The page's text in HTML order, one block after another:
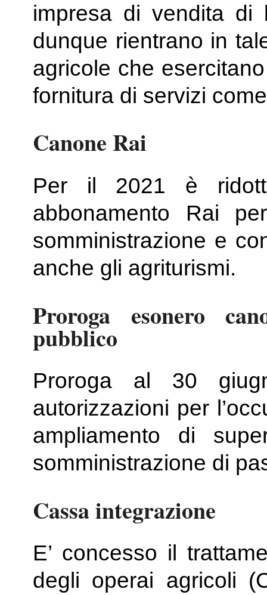
impresa di vendita
dunque rientrano in
agricole che
fornitura di servizi
Canone Rai
Per il 2021 è
abbonamento Rai
somministrazione e
anche gli agriturismi.
Proroga esonero
pubblico
Proroga al 30
autorizzazioni per
ampliamento di
somministrazione di
Cassa integrazione
E’ concesso il
degli operai agricoli